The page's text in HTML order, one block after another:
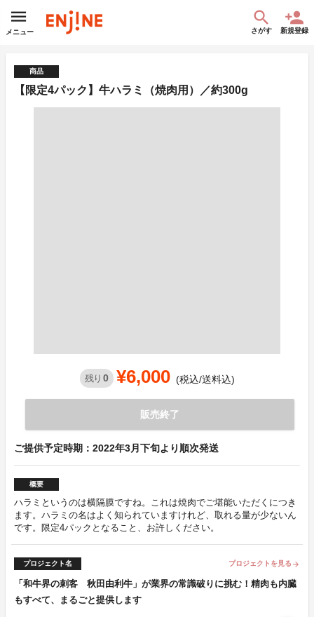
メニュー さがす 新規登録
商品
【限定4パック】牛ハラミ（焼肉用）／約300g
残り 0 ¥6,000 (税込/送料込)
販売終了
ご提供予定時期：2022年3月下旬より順次発送
概要
ハラミというのは横隔膜ですね。これは焼肉でご堪能いただくにつき
ます。ハラミの名はよく知られていますけれど、取れる量が少ないん
です。限定4パックとなること、お許しください。
プロジェクト名 プロジェクトを見る arrow_forward
「和牛界の刺客 秋田由利牛」が業界の常識破りに挑む！精肉も内臓
もすべて、まるごと提供します